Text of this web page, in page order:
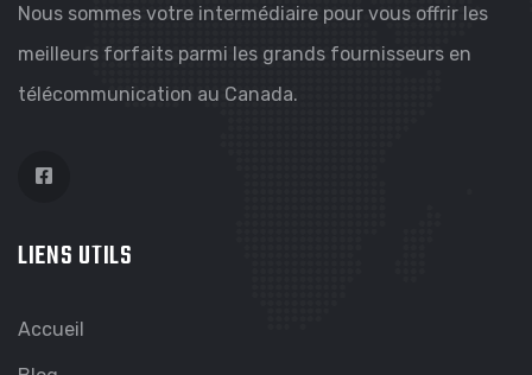
Nous sommes votre intermédiaire pour vous offrir les
meilleurs forfaits parmi les grands fournisseurs en
télécommunication au Canada.
LIENS UTILS
Accueil